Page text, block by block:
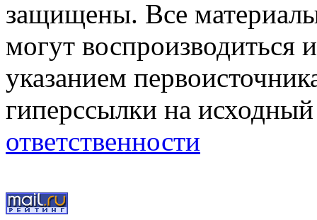
защищены. Все
могут воспроизводиться
указанием
гиперссылки на
ответственности